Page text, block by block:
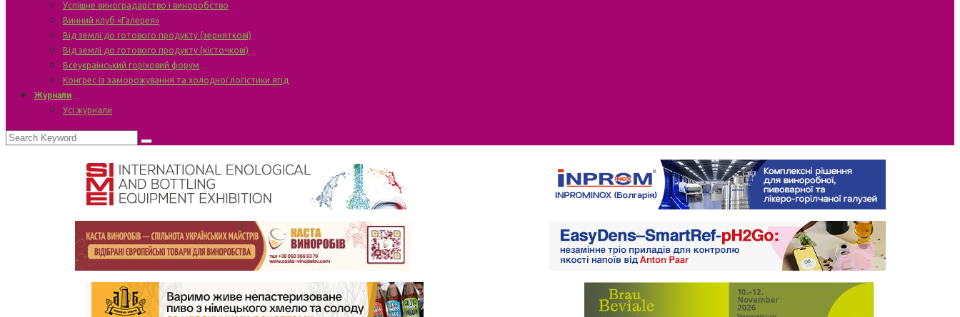
Успішне виноградарство і виноробство
Винний клуб «Галерея»
Від землі до готового продукту (зерняткові)
Від землі до готового продукту (кісточкові)
Всеукраїнський горіховий форум
Конгрес із заморожування та холодної логістики ягід
Журнали
Усі журнали